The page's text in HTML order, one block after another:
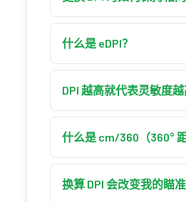
把当前灵敏度乘以当前
度 1.0 改为 1600 DPI，得
什么是 eDPI？
eDPI（有效每英寸点数
成单一数字，它是比较
DPI 越高就代表灵敏度越
单独来看是的——DPI 越
因此整体（有效）灵敏
什么是 cm/360（360°
cm/360 是你在游戏中转
确的 DPI 换算让 eDPI
换算 DPI 会改变我的瞄准